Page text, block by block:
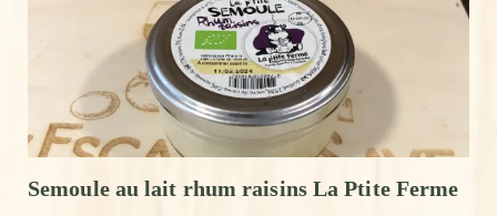
Semoule au lait rhum raisins La Ptite Ferme